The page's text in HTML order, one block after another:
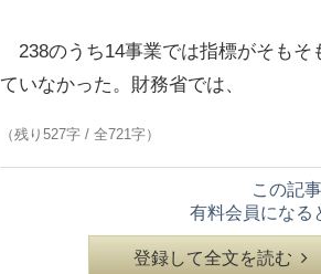
238のうち14事業では指標がそもそ
ていなかった。財務省では、
（残り527字 / 全721字）
この記
有料会員になる
登録して全文を読む